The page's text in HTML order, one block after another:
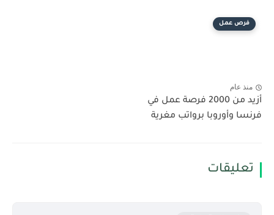
فرص عمل
منذ عام
أزيد من 2000 فرصة عمل في
فرنسا وأوروبا برواتب مغرية
تعليقات